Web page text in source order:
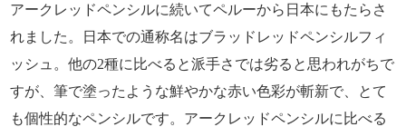
アークレッドペンシルに続いてペルーから日本にもたらさ
れました。日本での通称名はブラッドレッドペンシルフィ
ッシュ。他の2種に比べると派手さでは劣ると思われがちで
すが、筆で塗ったような鮮やかな赤い色彩が斬新で、とて
も個性的なペンシルです。アークレッドペンシルに比べる